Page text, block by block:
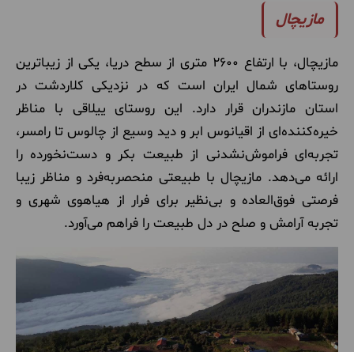
مازیچال
مازیچال، با ارتفاع 2600 متری از سطح دریا، یکی از زیباترین
روستاهای شمال ایران است که در نزدیکی کلاردشت در
استان مازندران قرار دارد. این روستای ییلاقی با مناظر
خیره‌کننده‌ای از اقیانوس ابر و دید وسیع از چالوس تا رامسر،
تجربه‌ای فراموش‌نشدنی از طبیعت بکر و دست‌نخورده را
ارائه می‌دهد. مازیچال با طبیعتی منحصربه‌فرد و مناظر زیبا
فرصتی فوق‌العاده و بی‌نظیر برای فرار از هیاهوی شهری و
تجربه آرامش و صلح در دل طبیعت را فراهم می‌آورد.